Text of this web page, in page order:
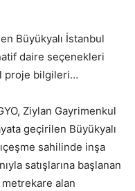
Büyükyalı İstanbul
daire seçenekleri
proje bilgileri…
Ziylan Gayrimenkul
geçirilen Büyükyalı
sahilinde inşa
satışlarına başlanan
metrekare alan